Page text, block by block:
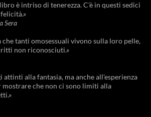
è intriso di tenerezza. C'è in questi sedici
Sera
che tanti omosessuali vivono sulla loro pelle,
non riconosciuti.»
attinti alla fantasia, ma anche all’esperienza
mostrare che non ci sono limiti alla